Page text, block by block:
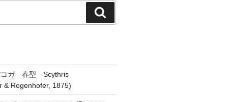
索
コガ 春型 Scythris
& Rogenhofer, 1875)